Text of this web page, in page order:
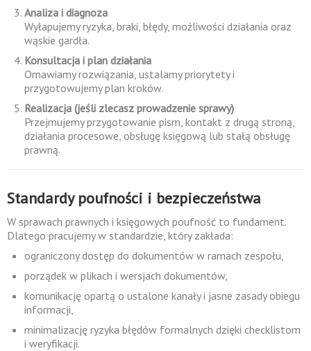
Analiza i diagnoza
Wyłapujemy ryzyka, braki, błędy, możliwości działania oraz
wąskie gardła.
Konsultacja i plan działania
Omawiamy rozwiązania, ustalamy priorytety i
przygotowujemy plan kroków.
Realizacja (jeśli zlecasz prowadzenie sprawy)
Przejmujemy przygotowanie pism, kontakt z drugą stroną,
działania procesowe, obsługę księgową lub stałą obsługę
prawną.
Standardy poufności i bezpieczeństwa
W sprawach prawnych i księgowych poufność to fundament.
Dlatego pracujemy w standardzie, który zakłada:
ograniczony dostęp do dokumentów w ramach zespołu,
porządek w plikach i wersjach dokumentów,
komunikację opartą o ustalone kanały i jasne zasady obiegu
informacji,
minimalizację ryzyka błędów formalnych dzięki checklistom
i weryfikacji.